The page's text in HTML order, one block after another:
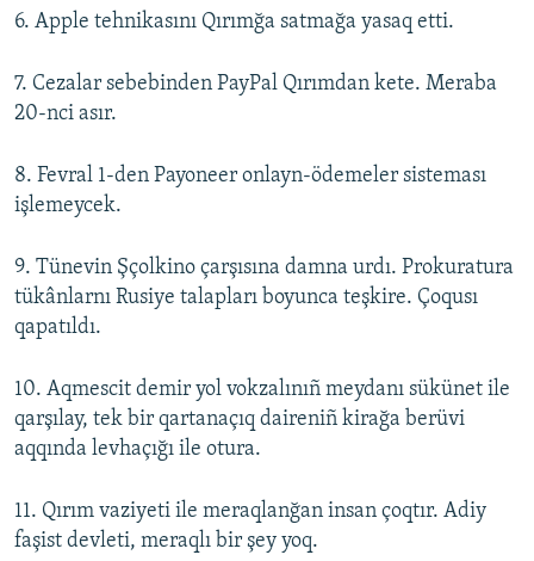
6. Apple tehnikasını Qırımğa satmağa yasaq etti.
7. Cezalar sebebinden PayPal Qırımdan kete. Meraba
20-nci asır.
8. Fevral 1-den Payoneer onlayn-ödemeler sisteması
işlemeycek.
9. Tünevin Şçolkino çarşısına damna urdı. Prokuratura
tükânlarnı Rusiye talapları boyunca teşkire. Çoqusı
qapatıldı.
10. Aqmescit demir yol vokzalınıñ meydanı sükünet ile
qarşılay, tek bir qartanaçıq daireniñ kirağa berüvi
aqqında levhaçığı ile otura.
11. Qırım vaziyeti ile meraqlanğan insan çoqtır. Adiy
faşist devleti, meraqlı bir şey yoq.